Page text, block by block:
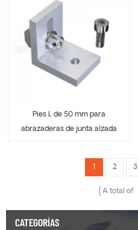
Pies L de 50 mm para
abrazaderas de junta alzada
1 2 3
A total of
CATEGORÍAS